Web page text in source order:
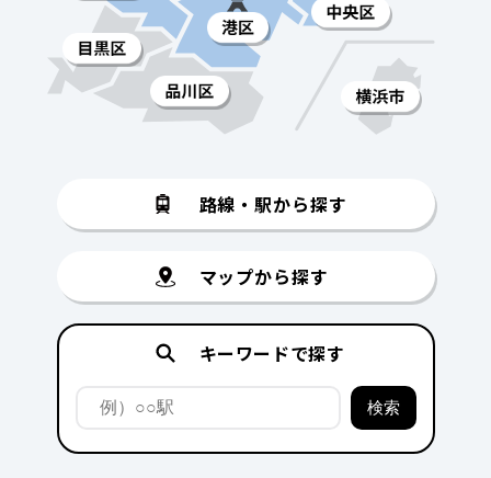
路線・駅から探す
マップから探す
キーワードで探す